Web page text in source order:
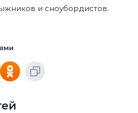
и сноубордистов.